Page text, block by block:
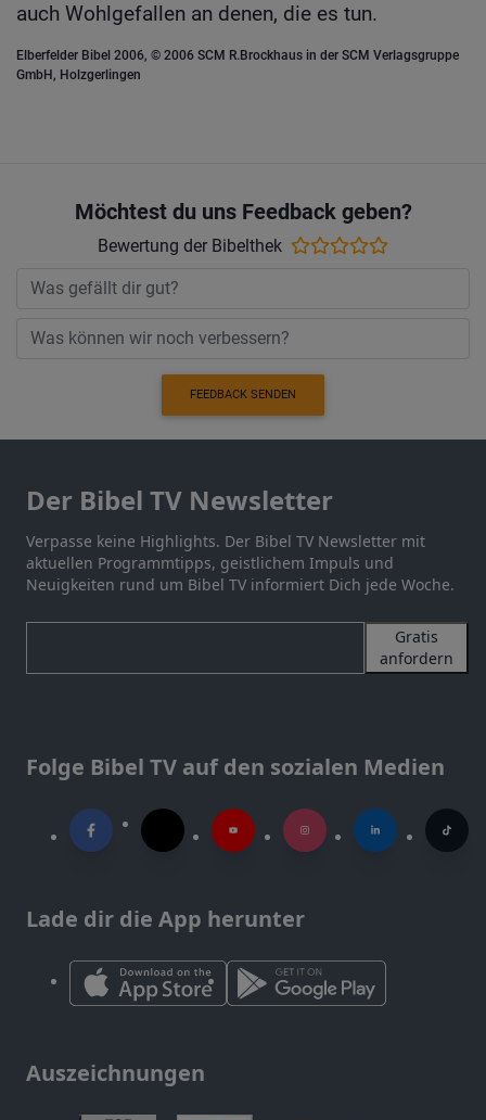
auch Wohlgefallen an denen, die es tun.
Elberfelder Bibel 2006, © 2006 SCM R.Brockhaus in der SCM Verlagsgruppe
GmbH, Holzgerlingen
Möchtest du uns Feedback geben?
Bewertung der Bibelthek
FEEDBACK SENDEN
Der Bibel TV Newsletter
Verpasse keine Highlights. Der Bibel TV Newsletter mit
aktuellen Programmtipps, geistlichem Impuls und
Neuigkeiten rund um Bibel TV informiert Dich jede Woche.
Gratis
anfordern
Folge Bibel TV auf den sozialen Medien
Lade dir die App herunter
Auszeichnungen